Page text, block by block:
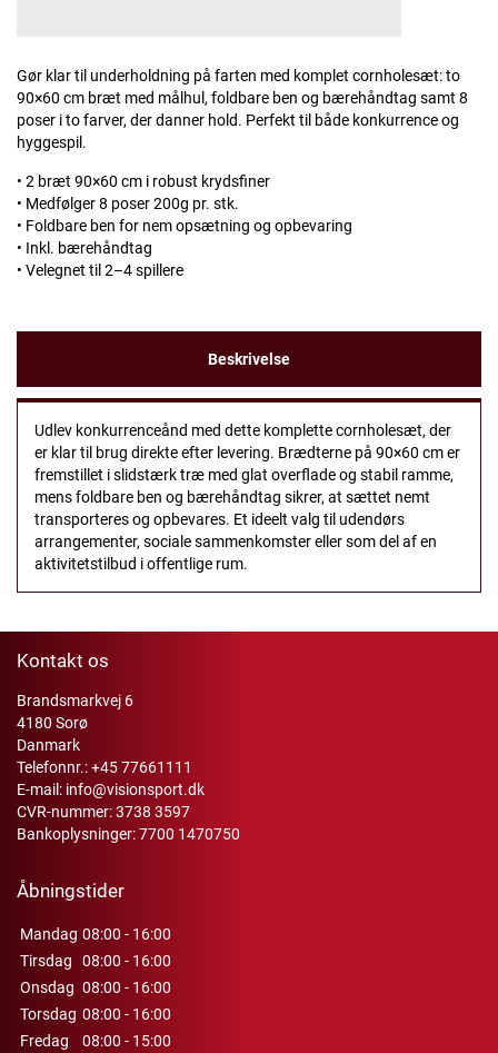
Gør klar til underholdning på farten med komplet cornholesæt: to
90×60 cm bræt med målhul, foldbare ben og bærehåndtag samt 8
poser i to farver, der danner hold. Perfekt til både konkurrence og
hyggespil.
• 2 bræt 90×60 cm i robust krydsfiner
• Medfølger 8 poser 200g pr. stk.
• Foldbare ben for nem opsætning og opbevaring
• Inkl. bærehåndtag
• Velegnet til 2–4 spillere
Beskrivelse
Udlev konkurrenceånd med dette komplette cornholesæt, der
er klar til brug direkte efter levering. Brædterne på 90×60 cm er
fremstillet i slidstærk træ med glat overflade og stabil ramme,
mens foldbare ben og bærehåndtag sikrer, at sættet nemt
transporteres og opbevares. Et ideelt valg til udendørs
arrangementer, sociale sammenkomster eller som del af en
aktivitetstilbud i offentlige rum.
Kontakt os
Brandsmarkvej 6
4180 Sorø
Danmark
Telefonnr.:+45 77661111
E-mail: info@visionsport.dk
CVR-nummer: 3738 3597
Bankoplysninger: 7700 1470750
Åbningstider
Mandag 08:00 - 16:00
Tirsdag
08:00 - 16:00
Onsdag 08:00 - 16:00
Torsdag 08:00 - 16:00
Fredag
08:00 - 15:00